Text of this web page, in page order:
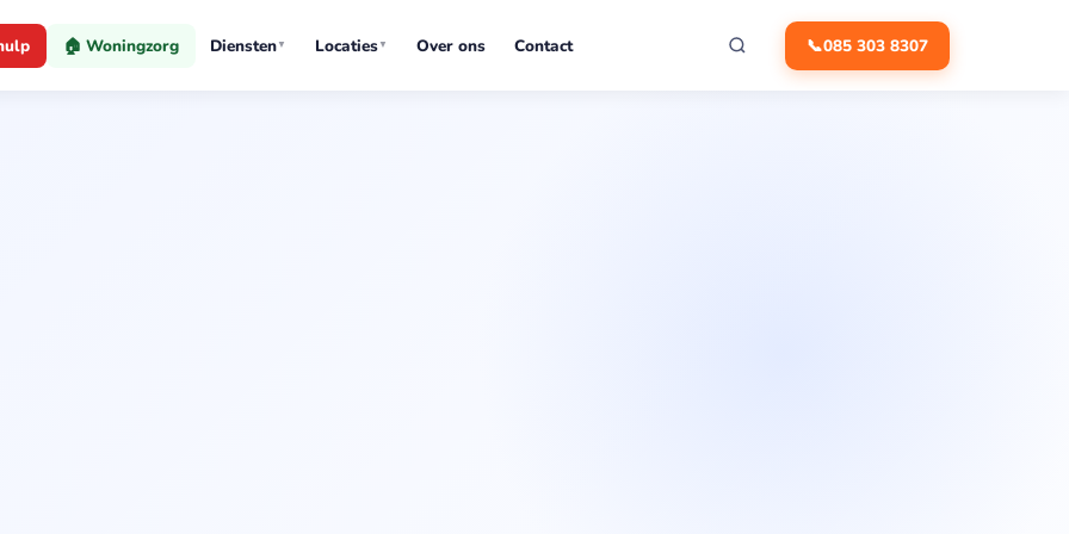
🏠 Woningzorg Diensten▼ Locaties▼ Over ons Contact 📞085 303 8307